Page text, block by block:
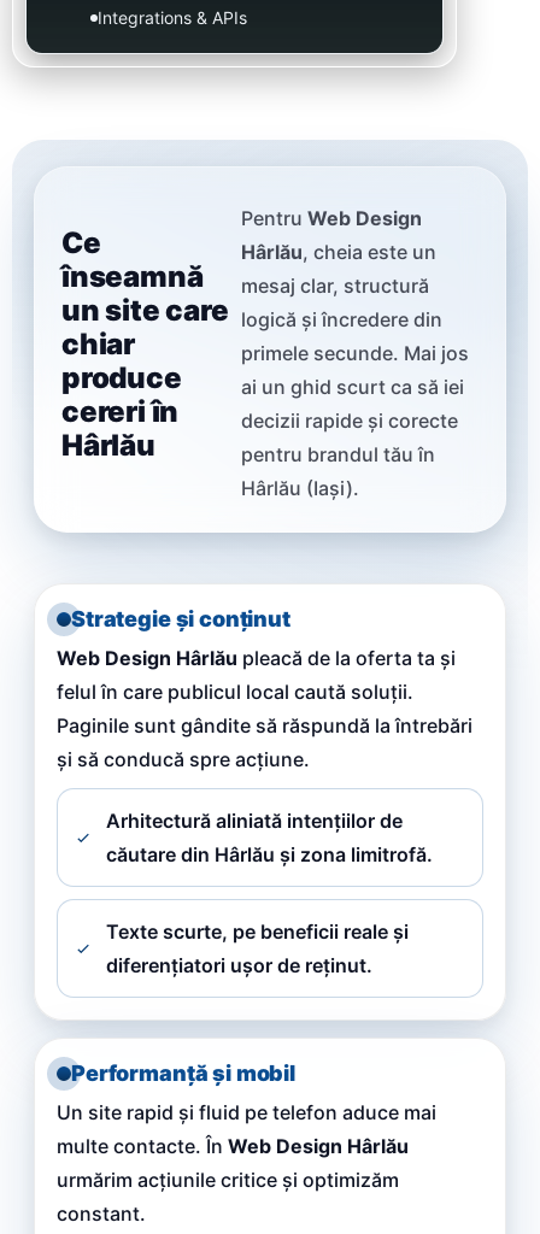
Integrations & APIs
Ce
înseamnă
un site care
chiar
produce
cereri în
Hârlău
PentruWeb Design
Hârlău, cheia este un
mesaj clar, structură
logică și încredere din
primele secunde. Mai jos
ai un ghid scurt ca să iei
decizii rapide și corecte
pentru brandul tău în
Hârlău (Iași).
Strategie și conținut
Web Design Hârlău pleacă de la oferta ta și
felul în care publicul local caută soluții.
Paginile sunt gândite să răspundă la întrebări
și să conducă spre acțiune.
Arhitectură aliniată intențiilor de
căutare din Hârlău și zona limitrofă.
Texte scurte, pe beneficii reale și
diferențiatori ușor de reținut.
Performanță și mobil
Un site rapid și fluid pe telefon aduce mai
multe contacte. În Web Design Hârlău
urmărim acțiunile critice și optimizăm
constant.